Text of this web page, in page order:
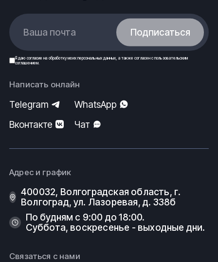
Ваша почта Подписаться
Я даю согласие на обработку моих персональных данных , а также согласен спользовательским
соглашением.
Написать онлайн
Telegram
WhatsApp
Вконтакте
Чат
Адрес и график
400032, Волгоградская область, г.
Волгоград, ул. Лазоревая, д. 338б
По будням с 9:00 до 18:00.
Суббота, воскресенье - выходные дни.
Связаться с нами